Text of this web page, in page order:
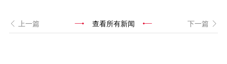
上一篇 查看所有新闻 下一篇